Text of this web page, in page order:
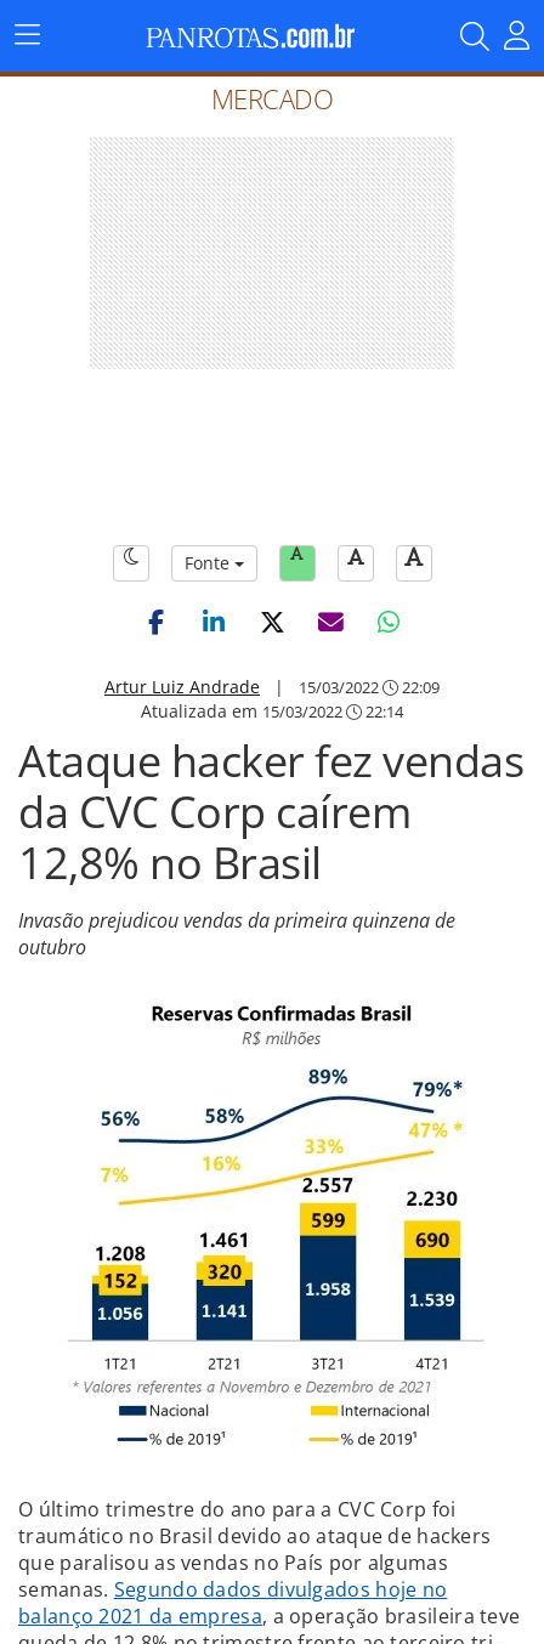
Menu
Principal
MERCADO
Fonte
Artur Luiz Andrade | 15/03/2022 22:09
Atualizada em 15/03/2022 22:14
Ataque hacker fez vendas
da CVC Corp caírem
12,8% no Brasil
Invasão prejudicou vendas da primeira quinzena de
outubro
O último trimestre do ano para a CVC Corp foi
traumático no Brasil devido ao ataque de hackers
que paralisou as vendas no País por algumas
semanas. Segundo dados divulgados hoje no
balanço 2021 da empresa, a operação brasileira teve